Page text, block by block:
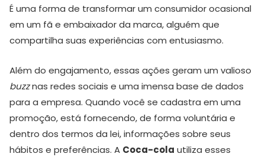
É uma forma de transformar um consumidor ocasional
em um fã e embaixador da marca, alguém que
compartilha suas experiências com entusiasmo.
Além do engajamento, essas ações geram um valioso
buzznas redes sociais e uma imensa base de dados
para a empresa. Quando você se cadastra em uma
promoção, está fornecendo, de forma voluntária e
dentro dos termos da lei, informações sobre seus
hábitos e preferências. A Coca-cola utiliza esses